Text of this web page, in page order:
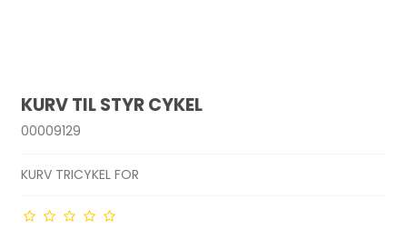
KURV TIL STYR CYKEL
00009129
KURV TRICYKEL FOR